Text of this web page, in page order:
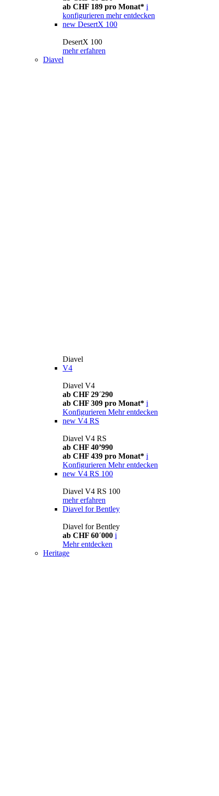
ab CHF 189 pro Monat* i
konfigurieren mehr entdecken
new DesertX 100
DesertX 100
mehr erfahren
Diavel
Diavel
V4
Diavel V4
ab CHF 29´290
ab CHF 309 pro Monat* i
Konfigurieren Mehr entdecken
new V4 RS
Diavel V4 RS
ab CHF 40’990
ab CHF 439 pro Monat* i
Konfigurieren Mehr entdecken
new V4 RS 100
Diavel V4 RS 100
mehr erfahren
Diavel for Bentley
Diavel for Bentley
ab CHF 60´000 i
Mehr entdecken
Heritage